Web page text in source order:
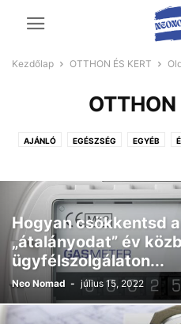
Kezdőlap OTTHON ÉS KERT
OTTHON
AJÁNLÓ EGÉSZSÉG EGYÉB
Hogyan csökkentsd
„átalányodat” év
ügyfélszolgálaton...
Neo Nomad - július 15, 2022